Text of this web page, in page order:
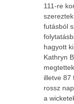
111-re
futásból
hagyott
Kathryn
illetve 87
rossz
a